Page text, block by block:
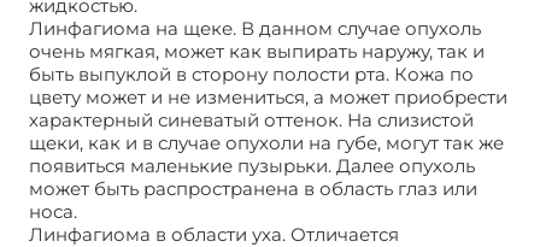
жидкостью.
Линфагиома на щеке. В данном случае опухоль
очень мягкая, может как выпирать наружу, так и
быть выпуклой в сторону полости рта. Кожа по
цвету может и не измениться, а может приобрести
характерный синеватый оттенок. На слизистой
щеки, как и в случае опухоли на губе, могут так же
появиться маленькие пузырьки. Далее опухоль
может быть распространена в область глаз или
носа.
Линфагиома в области уха. Отличается